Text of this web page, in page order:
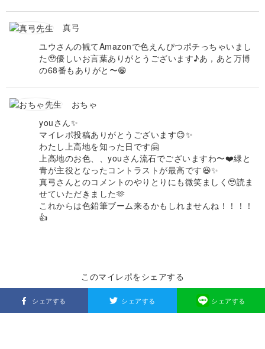
真弓
ユウさんの観てAmazonで色えんぴつポチっちゃいまし
た🥹優しいお言葉ありがとうございます♪あ，あと万博
の68番もありがと〜😁
おちゃ
youさん✨
マイレポ投稿ありがとうございます😊✨
わたし上高地を知った日です🤗
上高地のお色、、youさん流石でございますわ〜❤️緑と
青が主役となったコントラストが最高です😆✨
真弓さんとのコメントのやりとりにも微笑ましく🥹読ま
せていただきました🫶
これからは色鉛筆ブーム来るかもしれませんね！！！！
👍
このマイレポをシェアする
シェアする シェアする シェアする